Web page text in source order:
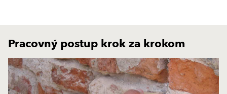
Pracovný postup krok za krokom